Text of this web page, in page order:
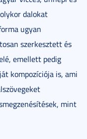
dalokat
ugyan
szerkesztett és
emellett pedig
kompozíciója is, ami
mint